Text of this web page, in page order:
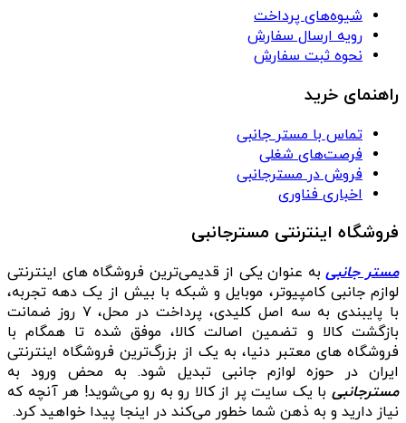
شیوه‌های پرداخت
رویه ارسال سفارش
نحوه ثبت سفارش
راهنمای خرید
تماس با مستر جانبی
فرصت‌های شغلی
فروش در مسترجانبی
اخباری فناوری
فروشگاه اینترنتی مسترجانبی
مستر جانبیبه عنوان یکی از قدیمی‌ترین فروشگاه های اینترنتی
لوازم جانبی کامپیوتر، موبایل و شبکه با بیش از یک دهه تجربه،
با پایبندی به سه اصل کلیدی، پرداخت در محل، ۷ روز ضمانت
بازگشت کالا و تضمین اصالت کالا، موفق شده تا همگام با
فروشگاه‌ های معتبر دنیا، به یک از بزرگ‌ترین فروشگاه اینترنتی
ایران در حوزه لوازم جانبی تبدیل شود. به محض ورود به
مسترجانبی با یک سایت پر از کالا رو به رو می‌شوید! هر آنچه که
نیاز دارید و به ذهن شما خطور می‌کند در اینجا پیدا خواهید کرد.